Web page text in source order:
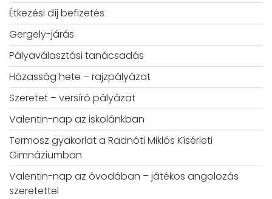
Étkezési díj befizetés
Gergely-járás
Pályaválasztási tanácsadás
Házasság hete – rajzpályázat
Szeretet – versíró pályázat
Valentin-nap az iskolánkban
Termosz gyakorlat a Radnóti Miklós Kísérleti
Gimnáziumban
Valentin-nap az óvodában – játékos angolozás
szeretettel